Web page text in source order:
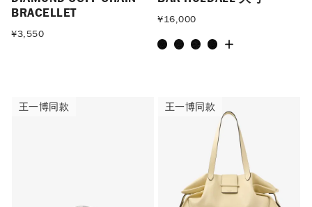
BRACELLET
¥3,550
¥16,000
王一博同款 王一博同款
王一博同款 王一博同款